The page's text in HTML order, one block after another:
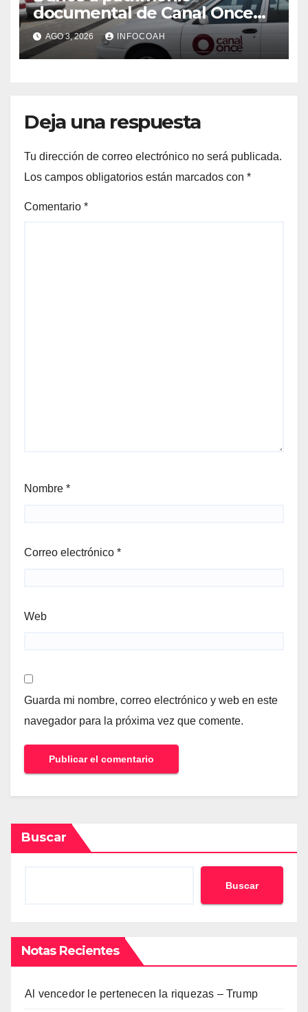
documental de Canal Once
tras ocupación de
instalaciones
AGO 3, 2026 INFOCOAH
Deja una respuesta
Tu dirección de correo electrónico no será publicada.
Los campos obligatorios están marcados con *
Comentario *
Nombre *
Correo electrónico *
Web
Guarda mi nombre, correo electrónico y web en este
navegador para la próxima vez que comente.
Buscar
Buscar
Notas Recientes
Al vencedor le pertenecen la riquezas – Trump